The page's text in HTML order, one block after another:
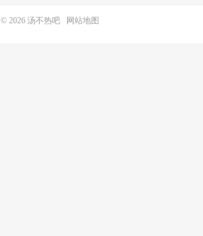
© 2026 汤不热吧 网站地图